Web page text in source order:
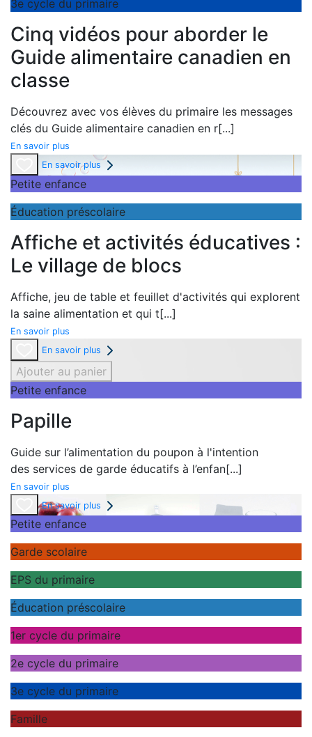
3e cycle du primaire
Cinq vidéos pour aborder le
Guide alimentaire canadien en
classe
Découvrez avec vos élèves du primaire les messages
clés du Guide alimentaire canadien en r[...]
En savoir plus
En savoir plus
Petite enfance
Éducation préscolaire
Affiche et activités éducatives :
Le village de blocs
Affiche, jeu de table et feuillet d'activités qui explorent
la saine alimentation et qui t[...]
En savoir plus
En savoir plus
Ajouter au panier
Petite enfance
Papille
Guide sur l’alimentation du poupon à l'intention
des services de garde éducatifs à l’enfan[...]
En savoir plus
En savoir plus
Petite enfance
Garde scolaire
EPS du primaire
Éducation préscolaire
1er cycle du primaire
2e cycle du primaire
3e cycle du primaire
Famille